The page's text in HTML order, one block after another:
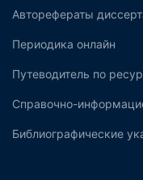
Авторефераты
Периодика онлайн
Путеводитель по
Справочно-
Библиографические